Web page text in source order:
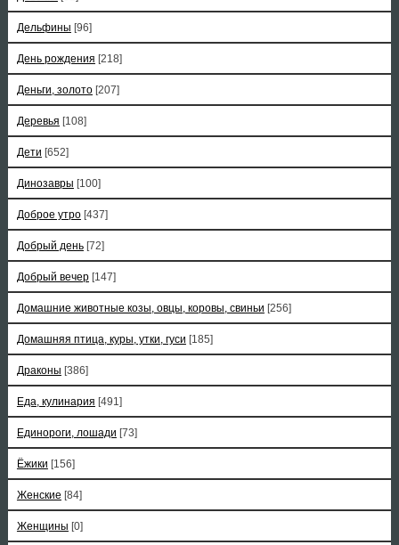
Дельфины [96]
День рождения [218]
Деньги, золото [207]
Деревья [108]
Дети [652]
Динозавры [100]
Доброе утро [437]
Добрый день [72]
Добрый вечер [147]
Домашние животные козы, овцы, коровы, свиньи [256]
Домашняя птица, куры, утки, гуси [185]
Драконы [386]
Еда, кулинария [491]
Единороги, лошади [73]
Ёжики [156]
Женские [84]
Женщины [0]